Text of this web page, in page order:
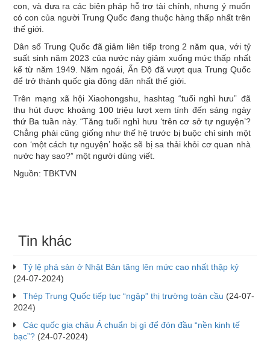
con, và đưa ra các biện pháp hỗ trợ tài chính, nhưng ý muốn
có con của người Trung Quốc đang thuộc hàng thấp nhất trên
thế giới.
Dân số Trung Quốc đã giảm liên tiếp trong 2 năm qua, với tỷ
suất sinh năm 2023 của nước này giảm xuống mức thấp nhất
kể từ năm 1949. Năm ngoái, Ấn Độ đã vượt qua Trung Quốc
để trở thành quốc gia đông dân nhất thế giới.
Trên mạng xã hội Xiaohongshu, hashtag “tuổi nghỉ hưu” đã
thu hút được khoảng 100 triệu lượt xem tính đến sáng ngày
thứ Ba tuần này. “Tăng tuổi nghỉ hưu ‘trên cơ sở tự nguyện’?
Chẳng phải cũng giống như thế hệ trước bị buộc chỉ sinh một
con ‘một cách tự nguyện’ hoặc sẽ bị sa thải khỏi cơ quan nhà
nước hay sao?” một người dùng viết.
Nguồn: TBKTVN
Tin khác
Tỷ lệ phá sản ở Nhật Bản tăng lên mức cao nhất thập kỷ
(24-07-2024)
Thép Trung Quốc tiếp tục “ngập” thị trường toàn cầu (24-07-
2024)
Các quốc gia châu Á chuẩn bị gì để đón đầu “nền kinh tế
bạc”? (24-07-2024)